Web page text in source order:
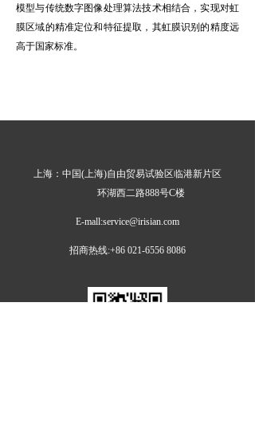
模型与传统数字图像处理算法技术相结合，实现对虹
膜区域的精准定位和特征提取，其虹膜识别的精度远
高于国家标准。
上海：中国(上海)自由贸易试验区临港新片区
环湖西二路888号C楼
E-mall:service@irisian.com
招商热线:+86 021-6556 8086